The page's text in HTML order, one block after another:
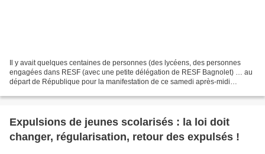
Il y avait quelques centaines de personnes (des lycéens, des personnes
engagées dans RESF (avec une petite délégation de RESF Bagnolet) … au
départ de République pour la manifestation de ce samedi après-midi
Expulsions de jeunes scolarisés : la loi doit
changer, régularisation, retour des expulsés !